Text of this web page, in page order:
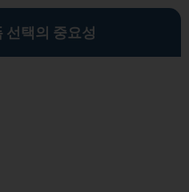
선택의 중요성